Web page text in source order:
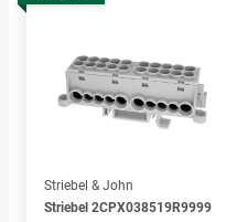
Striebel & John
Striebel 2CPX038519R9999